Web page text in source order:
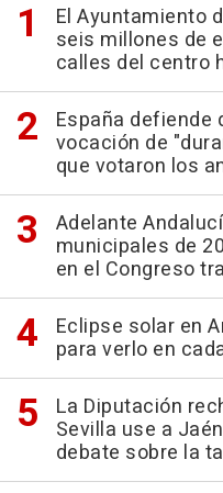
El Ayuntamiento
seis millones de
calles del centro
España defiende
vocación de
que votaron los
Adelante
municipales de
en el Congreso
Eclipse solar en
para verlo en
La Diputación
Sevilla use a
debate sobre la